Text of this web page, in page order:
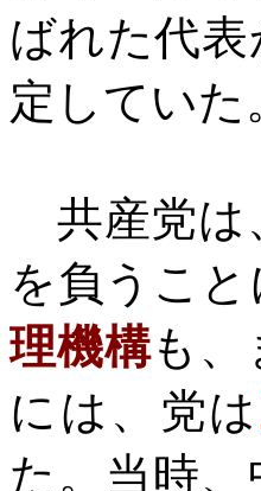
ばれた代
定していた
共産党は
を負うこ
理機構も、
には、党は
た。当時